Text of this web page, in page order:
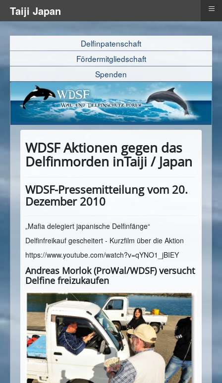
Delfinpatenschaft
Fördermitgliedschaft
Spenden
WDSF Aktionen gegen das
Delfinmorden inTaiji / Japan
WDSF-Pressemitteilung vom 20.
Dezember 2010
„Mafia delegiert japanische Delfinfänge“
Delfinfreikauf gescheitert - Kurzfilm über die Aktion
https://www.youtube.com/watch?v=qYNO1_jBIEY
Andreas Morlok (ProWal/WDSF) versucht
Delfine freizukaufen
Taiji Japan ≡